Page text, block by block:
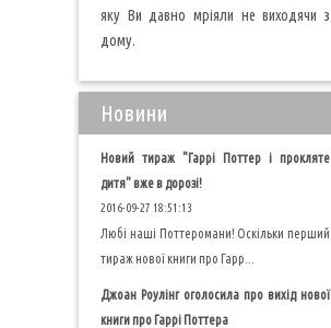
яку Ви давно мріяли не виходячи з
дому.
Новини
Новий тираж "Гаррі Поттер і прокляте
дитя" вже в дорозі!
2016-09-27 18:51:13
Любі наші Поттеромани! Оскільки перший
тираж нової книги про Гарр...
Джоан Роулінг оголосила про вихід нової
книги про Гаррі Поттера